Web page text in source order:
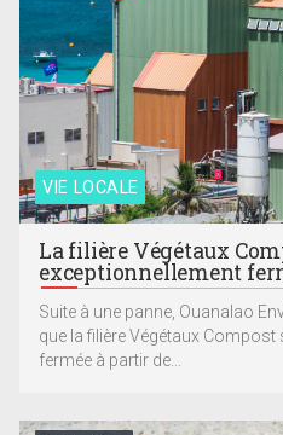
VIE LOCALE
La filière Végétaux
exceptionnellement
Suite à une panne, Ouanalao
que la filière Végétaux
fermée à partir de...